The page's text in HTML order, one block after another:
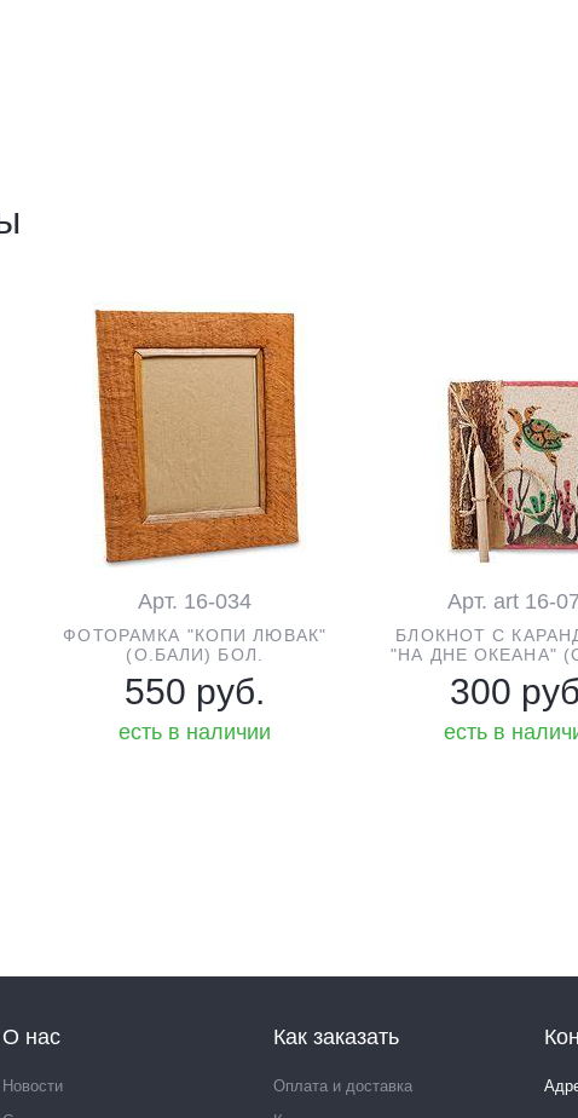
Арт. 16-034
ФОТОРАМКА "КОПИ ЛЮВАК"
(О.БАЛИ) БОЛ.
550 руб.
есть в наличии
Арт. art 16-
БЛОКНОТ С
"НА ДНЕ ОКЕАНА"
300
есть в
О нас
Новости
Как заказать
Оплата и доставка